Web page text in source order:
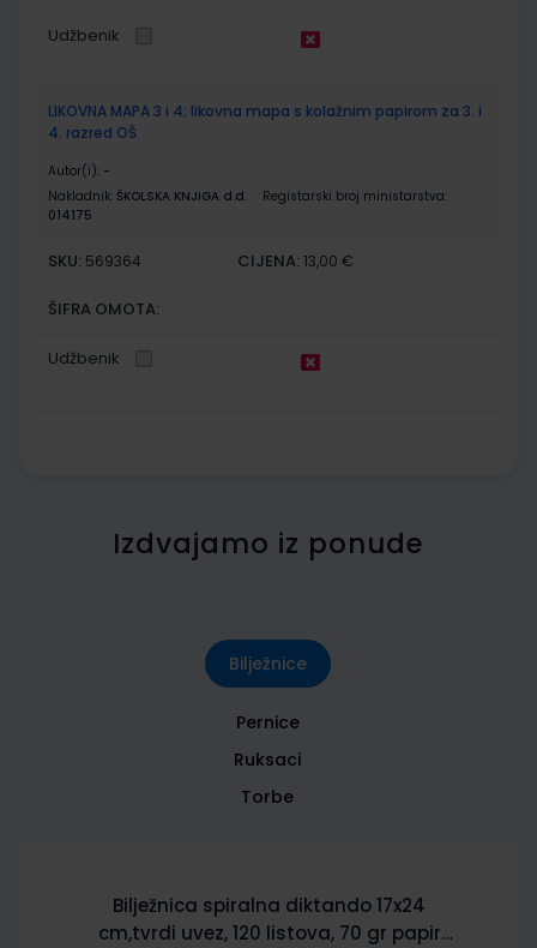
Udžbenik
LIKOVNA MAPA 3 i 4; likovna mapa s kolažnim papirom za 3. i
4. razred OŠ
Autor(i): -
Nakladnik: ŠKOLSKA KNJIGA d.d.
Registarski broj ministarstva:
014175
SKU: 569364 CIJENA: 13,00 €
ŠIFRA OMOTA:
Udžbenik
Izdvajamo iz ponude
Bilježnice
Pernice
Ruksaci
Torbe
Bilježnica spiralna diktando 17x24
cm,tvrdi uvez, 120 listova, 70 gr papir